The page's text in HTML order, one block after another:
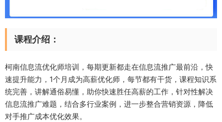
课程介绍：
柯南信息流优化师培训，每期更新都走在信息流推广最前沿，快
速提升能力，1个月成为高薪优化师，每节都有干货，课程知识系
统完善，讲解通俗易懂，助你快速胜任高薪的工作，针对性解决
信息流推广难题，结合多行业案例，进一步整合营销资源，降低
对手推广成本优化效果。